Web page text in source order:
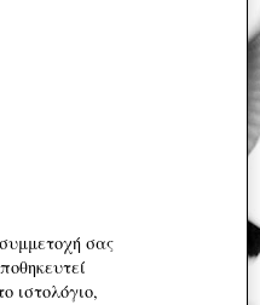
σας
ιστολόγιο,